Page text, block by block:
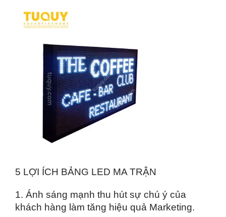
5 LỢI ÍCH BẢNG LED MA TRẬN
1. Ánh sáng mạnh thu hút sự chú ý của
khách hàng làm tăng hiệu quả Marketing.